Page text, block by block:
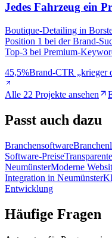
Jedes Fahrzeug ein
Boutique-Detailing in
Position 1 bei der Brand-
Top-3 bei Premium-
45,5%Brand-CTR „krieger
Alle 22 Projekte ansehen
Passt auch dazu
Branchensoftware
Software-Preise
NeumünsterModerne
Integration in Neumünster
Entwicklung
Häufige Fragen